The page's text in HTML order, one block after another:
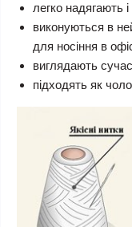
легко надягають
виконуються в
для носіння в
виглядають
підходять як